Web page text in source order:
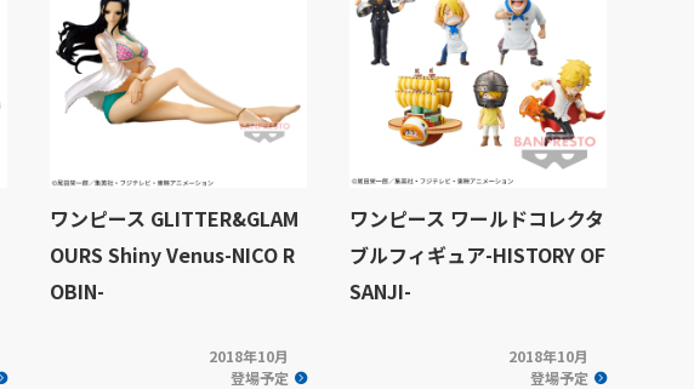
ワンピース GLITTER&GLAM
OURS Shiny Venus-NICO R
OBIN-
2018年10月
登場予定
ワンピース ワールドコレクタ
ブルフィギュア-HISTORY OF
SANJI-
2018年10月
登場予定